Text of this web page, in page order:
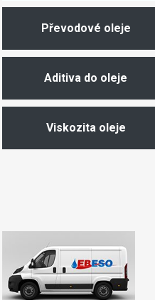
Převodové oleje
Aditiva do oleje
Viskozita oleje